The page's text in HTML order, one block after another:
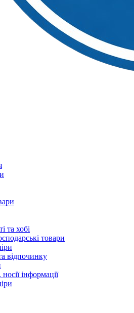
та хобі
товари
відпочинку
інформації